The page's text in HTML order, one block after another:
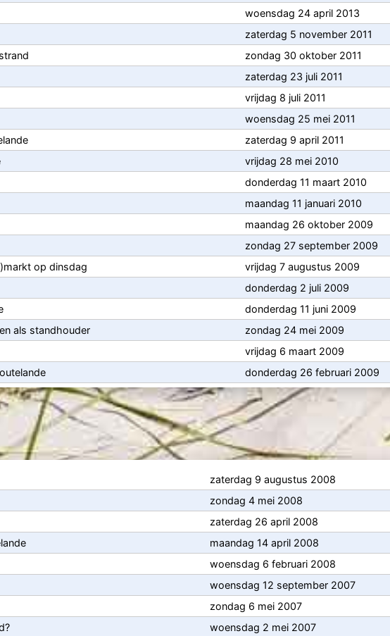
woensdag 24 april 2013
zaterdag 5 november 2011
zondag 30 oktober 2011
zaterdag 23 juli 2011
vrijdag 8 juli 2011
woensdag 25 mei 2011
zaterdag 9 april 2011
vrijdag 28 mei 2010
donderdag 11 maart 2010
maandag 11 januari 2010
maandag 26 oktober 2009
zondag 27 september 2009
op dinsdag
vrijdag 7 augustus 2009
donderdag 2 juli 2009
donderdag 11 juni 2009
als standhouder
zondag 24 mei 2009
vrijdag 6 maart 2009
donderdag 26 februari 2009
zaterdag 9 augustus 2008
zondag 4 mei 2008
zaterdag 26 april 2008
maandag 14 april 2008
woensdag 6 februari 2008
woensdag 12 september 2007
zondag 6 mei 2007
woensdag 2 mei 2007